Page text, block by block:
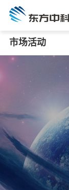
市场活动